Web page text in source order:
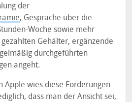
der
, Gespräche über die
Woche sowie mehr
Gehälter, ergänzende
durchgeführten
angeht.
Apple wies diese Forderungen
dass man der Ansicht sei,